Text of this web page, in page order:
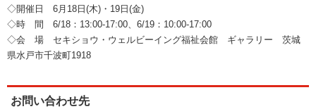
◇開催日 6月18日(木)・19日(金)
◇時 間 6/18：13:00-17:00、6/19：10:00-17:00
◇会 場 セキショウ・ウェルビーイング福祉会館 ギャラリー 茨城
県水戸市千波町1918
お問い合わせ先